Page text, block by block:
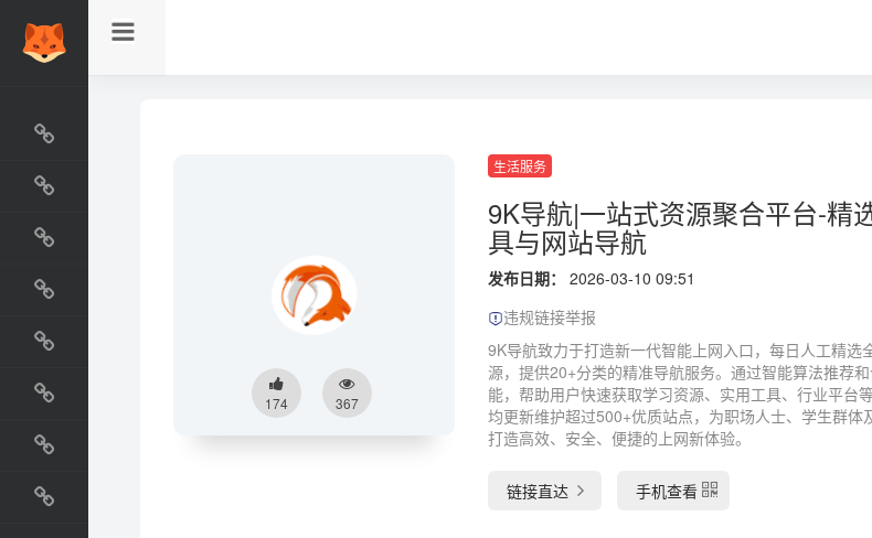
最新收录
网站资源榜
交流排行榜
金融排行榜
阅读排行榜
工具排行榜
设计排行榜
国外网站
174 367
生活服务
9K导航|一站式资源聚合平台-精
具与网站导航
发布日期：
2026-03-10 09:51
违规链接举报
9K导航致力于打造新一代智能上网入口，每日人工精选
源，提供20+分类的精准导航服务。通过智能算法推荐
能，帮助用户快速获取学习资源、实用工具、行业平台
均更新维护超过500+优质站点，为职场人士、学生群体
打造高效、安全、便捷的上网新体验。
链接直达 手机查看